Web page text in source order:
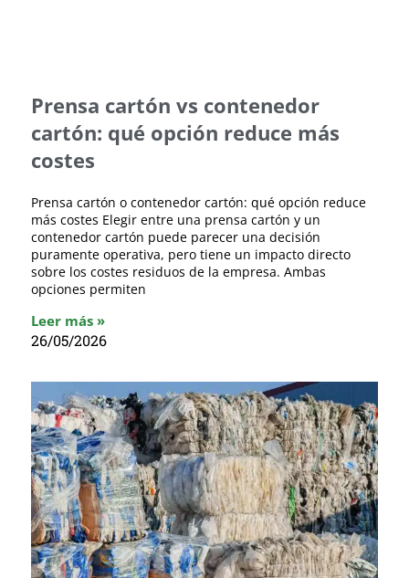
Prensa cartón vs contenedor
cartón: qué opción reduce más
costes
Prensa cartón o contenedor cartón: qué opción reduce
más costes Elegir entre una prensa cartón y un
contenedor cartón puede parecer una decisión
puramente operativa, pero tiene un impacto directo
sobre los costes residuos de la empresa. Ambas
opciones permiten
Leer más »
26/05/2026